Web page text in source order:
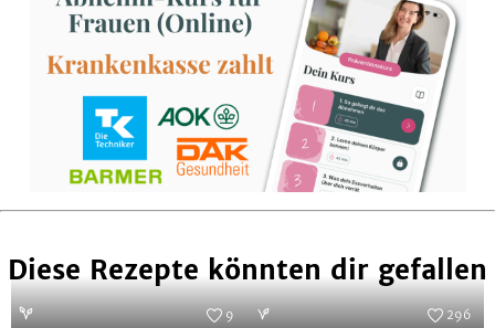
Diese Rezepte könnten dir gefallen
9 296